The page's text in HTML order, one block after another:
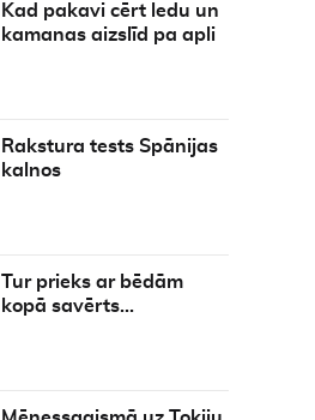
Kad pakavi cērt ledu un
kamanas aizslīd pa apli
Rakstura tests Spānijas
kalnos
Tur prieks ar bēdām
kopā savērts…